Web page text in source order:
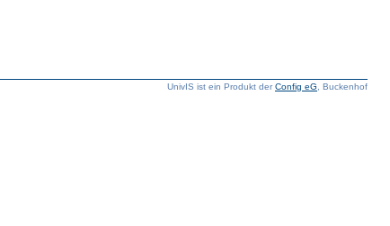
UnivIS ist ein Produkt derConfig eG , Buckenhof